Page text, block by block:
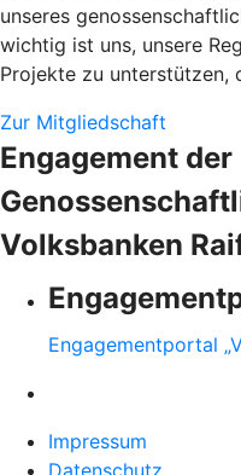
unseres
wichtig ist uns, unsere
Projekte zu unterstützen,
Zur Mitgliedschaft
Engagement der
Volksbanken
Engagementportal
Impressum